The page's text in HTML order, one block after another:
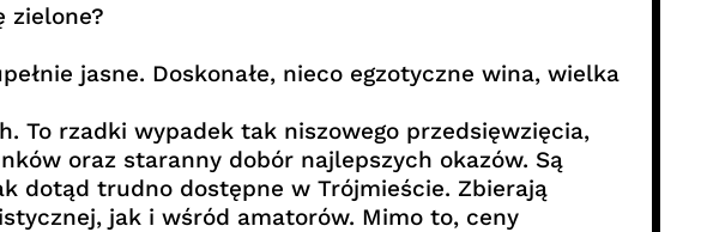
zielone?
jasne. Doskonałe, nieco egzotyczne wina, wielka
rzadki wypadek tak niszowego przedsięwzięcia,
oraz staranny dobór najlepszych okazów. Są
dotąd trudno dostępne w Trójmieście. Zbierają
jak i wśród amatorów. Mimo to, ceny